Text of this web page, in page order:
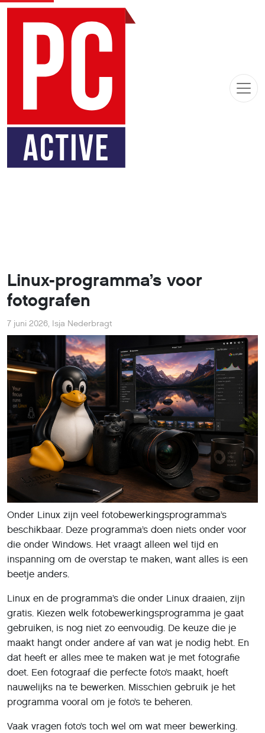
Linux-programma’s voor
fotografen
7 juni 2026, Isja Nederbragt
Onder Linux zijn veel fotobewerkingsprogramma’s
beschikbaar. Deze programma’s doen niets onder voor
die onder Windows. Het vraagt alleen wel tijd en
inspanning om de overstap te maken, want alles is een
beetje anders.
Linux en de programma’s die onder Linux draaien, zijn
gratis. Kiezen welk fotobewerkingsprogramma je gaat
gebruiken, is nog niet zo eenvoudig. De keuze die je
maakt hangt onder andere af van wat je nodig hebt. En
dat heeft er alles mee te maken wat je met fotografie
doet. Een fotograaf die perfecte foto’s maakt, hoeft
nauwelijks na te bewerken. Misschien gebruik je het
programma vooral om je foto’s te beheren.
Vaak vragen foto’s toch wel om wat meer bewerking.